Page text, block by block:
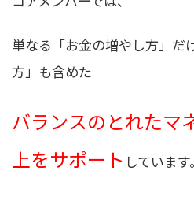
単なる「お金の増やし方」だ
方」も含めた
バランスのとれたマ
上をサポート しています。